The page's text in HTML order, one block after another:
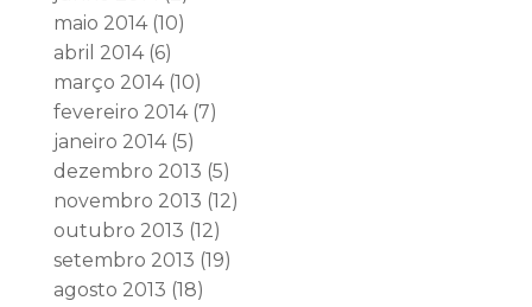
maio 2014(10)
abril 2014(6)
março 2014(10)
fevereiro 2014(7)
janeiro 2014(5)
dezembro 2013 (5)
novembro 2013 (12)
outubro 2013 (12)
setembro 2013 (19)
agosto 2013 (18)